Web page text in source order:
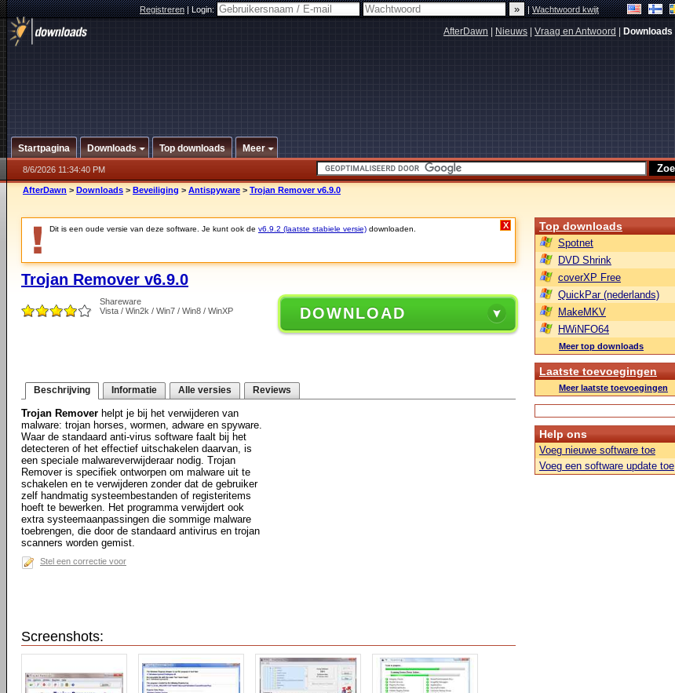
Registreren|Login: |Wachtwoord kwijt
AfterDawn Nieuws Vraag en Antwoord Downloads
Startpagina Downloads Top downloads Meer
8/6/2026 11:34:40 PM
AfterDawn > Downloads > Beveiliging > Antispyware > Trojan Remover v6.9.0
Dit is een oude versie van deze software. Je kunt ook de v6.9.2 (laatste stabiele versie) downloaden. X
Trojan Remover v6.9.0
Shareware
Vista / Win2k / Win7 / Win8 / WinXP
DOWNLOAD
Beschrijving Informatie Alle versies Reviews
Trojan Remover helpt je bij het verwijderen van
malware: trojan horses, wormen, adware en spyware.
Waar de standaard anti-virus software faalt bij het
detecteren of het effectief uitschakelen daarvan, is
een speciale malwareverwijderaar nodig. Trojan
Remover is specifiek ontworpen om malware uit te
schakelen en te verwijderen zonder dat de gebruiker
zelf handmatig systeembestanden of registeritems
hoeft te bewerken. Het programma verwijdert ook
extra systeemaanpassingen die sommige malware
toebrengen, die door de standaard antivirus en trojan
scanners worden gemist.
Stel een correctie voor
Screenshots:
Top downloads
Spotnet
DVD Shrink
coverXP Free
QuickPar (nederlands)
MakeMKV
HWiNFO64
Meer top downloads
Laatste toevoegingen
Meer laatste toevoegingen
Help ons
Voeg nieuwe software toe
Voeg een software update toe